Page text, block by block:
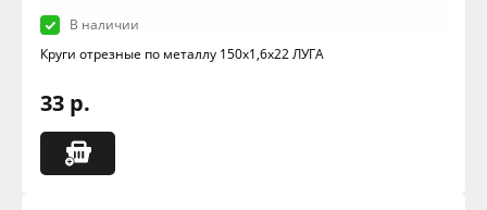
В наличии
Круги отрезные по металлу 150х1,6х22 ЛУГА
33 р.